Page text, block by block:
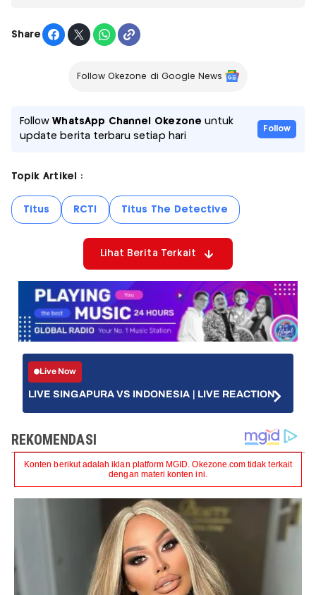
Share
Follow Okezone di Google News
FollowWhatsApp Channel Okezone untuk
update berita terbaru setiap hari
Follow
Topik Artikel :
Titus RCTI Titus The Detective
Lihat Berita Terkait
Live Now
LIVE SINGAPURA VS INDONESIA | LIVE REACTION